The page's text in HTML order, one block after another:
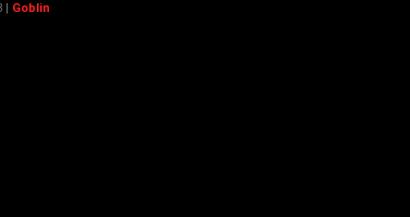
| Goblin